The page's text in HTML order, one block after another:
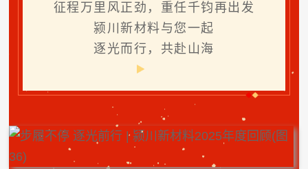
征程万里风正劲， 重任千钧再出发
颍川新材料与您一起
逐光而行，共赴山海